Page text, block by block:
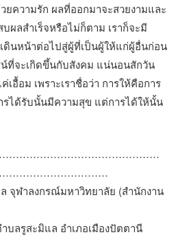
ยความรัก ผลที่ออกมาจะสวยงามและ
ผลสำเร็จหรือไม่ก็ตาม เราก็จะมี
ดินหน้าต่อไปสู่ผู้ที่เป็นผู้ให้แก่ผู้อื่นก่อน
ที่จะเกิดขึ้นกับสังคม แน่นอนสักวัน
เอื้อม เพราะเราชื่อว่า การให้คือการ
รได้รับนั้นมีความสุข แต่การได้ให้นั้น
จุฬาลงกรณ์มหาวิทยาลัย (สำนักงาน
บลรูสะมิแล อำเภอเมืองปัตตานี